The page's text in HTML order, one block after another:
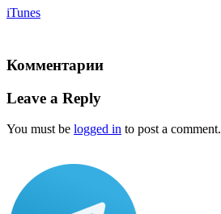
iTunes
Комментарии
Leave a Reply
You must be logged in to post a comment.